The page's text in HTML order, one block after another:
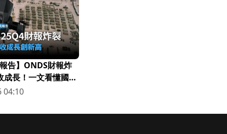
告】ONDS財報炸
成長！一文看懂國防
04:10